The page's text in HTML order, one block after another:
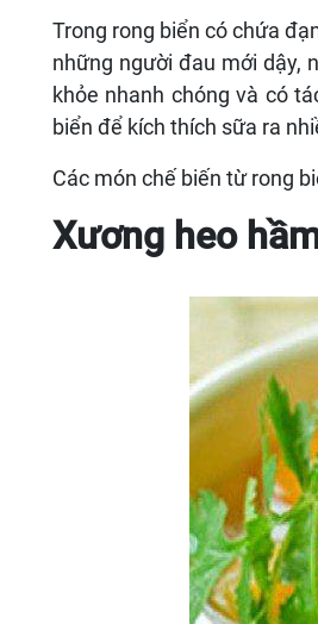
Trong rong biển có chứa
những người đau mới dậy,
khỏe nhanh chóng và có
biển để kích thích sữa ra
Các món chế biến từ rong
Xương heo